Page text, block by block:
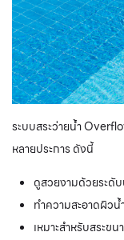
ระบบสระว่ายน้ำ
หลายประการ ดังนี้
ดูสวยงามด้วยระดั
ทำความสะอาดผิว
เหมาะสำหรับสระข